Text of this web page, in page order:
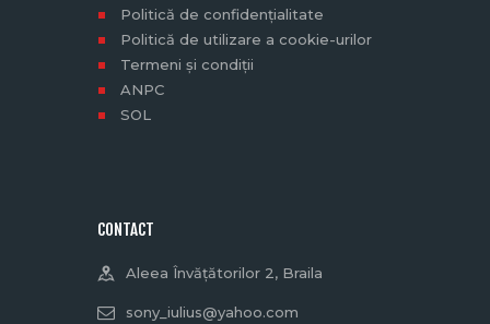
Politică de confidențialitate
Politică de utilizare a cookie-urilor
Termeni și condiții
ANPC
SOL
CONTACT
Aleea Învățătorilor 2, Braila
sony_iulius@yahoo.com